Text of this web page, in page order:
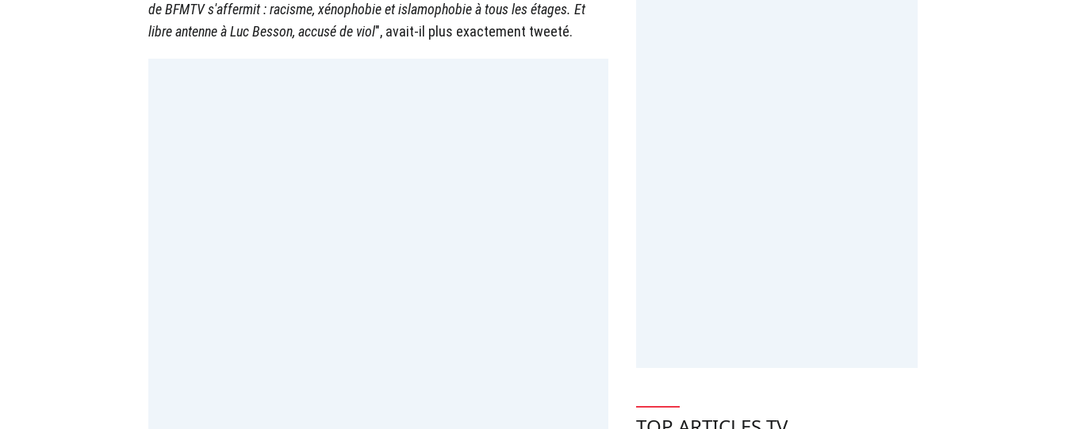
de BFMTV s'affermit : racisme, xénophobie et islamophobie à tous les étages. Et
libre antenne à Luc Besson, accusé de viol", avait-il plus exactement tweeté.